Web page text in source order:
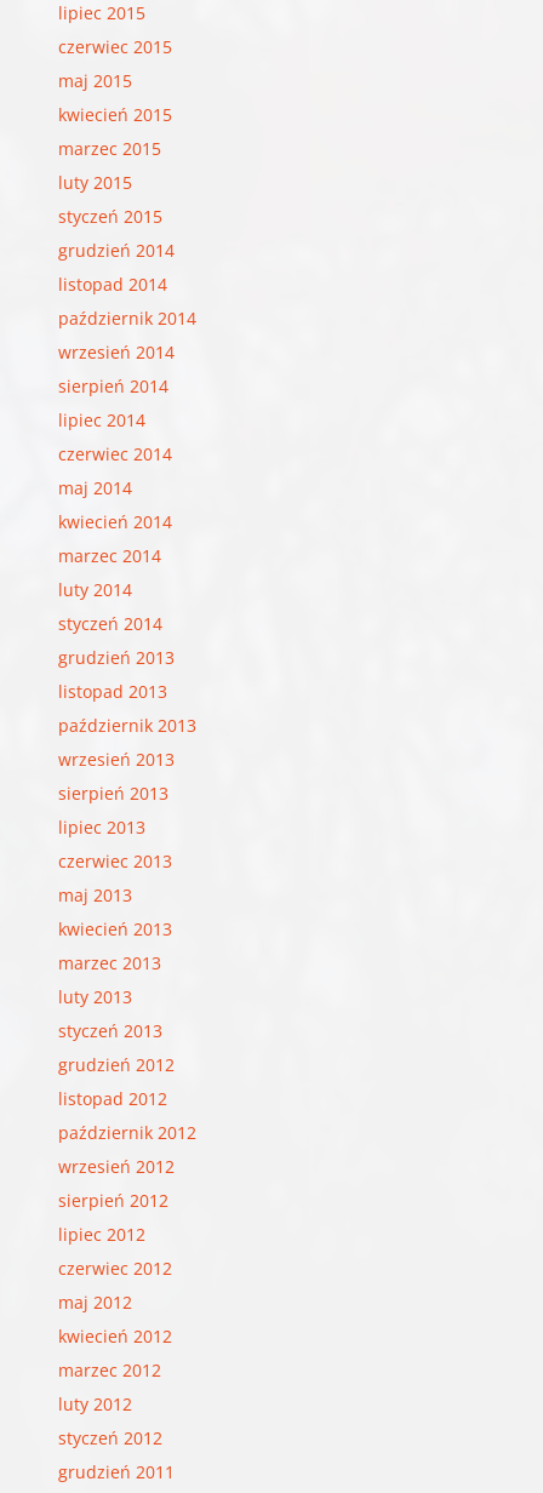
lipiec 2015
czerwiec 2015
maj 2015
kwiecień 2015
marzec 2015
luty 2015
styczeń 2015
grudzień 2014
listopad 2014
październik 2014
wrzesień 2014
sierpień 2014
lipiec 2014
czerwiec 2014
maj 2014
kwiecień 2014
marzec 2014
luty 2014
styczeń 2014
grudzień 2013
listopad 2013
październik 2013
wrzesień 2013
sierpień 2013
lipiec 2013
czerwiec 2013
maj 2013
kwiecień 2013
marzec 2013
luty 2013
styczeń 2013
grudzień 2012
listopad 2012
październik 2012
wrzesień 2012
sierpień 2012
lipiec 2012
czerwiec 2012
maj 2012
kwiecień 2012
marzec 2012
luty 2012
styczeń 2012
grudzień 2011